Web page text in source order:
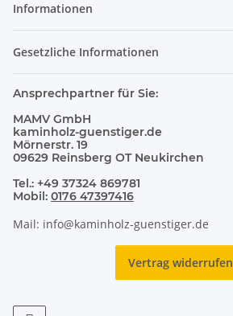
Informationen
Gesetzliche Informationen
Ansprechpartner für Sie:
MAMV GmbH
kaminholz-guenstiger.de
Mörnerstr. 19
09629 Reinsberg OT Neukirchen
Tel.: +49 37324 869781
Mobil: 0176 47397416
Mail: info@kaminholz-guenstiger.de
Vertrag widerrufen